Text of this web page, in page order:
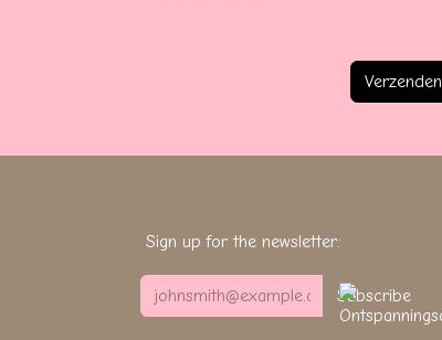
Verzenden
Sign up for the newsletter:
Subscribe